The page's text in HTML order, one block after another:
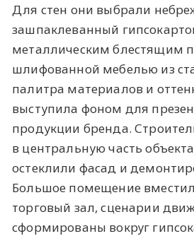
Для стен они выбрали
зашпаклеванный
металлическим блестящим
шлифованной мебелью из
палитра материалов и
выступила фоном для
продукции бренда.
в центральную часть
остеклили фасад и
Большое помещение
торговый зал, сценарии
сформированы вокруг